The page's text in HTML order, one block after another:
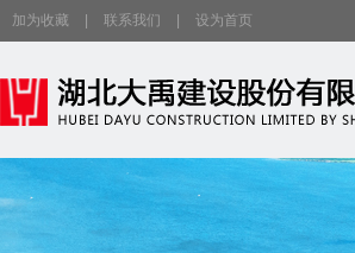
加为收藏 联系我们 设为首页